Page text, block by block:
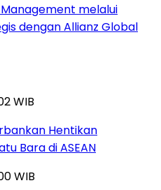
melalui
dengan Allianz Global
WIB
Hentikan
Bara di ASEAN
WIB